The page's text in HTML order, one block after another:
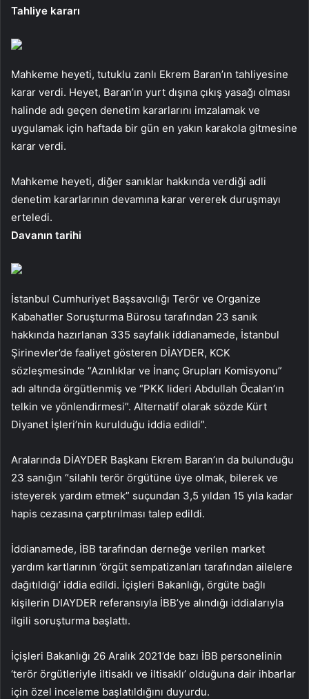
Tahliye kararı
Mahkeme heyeti, tutuklu zanlı Ekrem Baran’ın tahliyesine
karar verdi. Heyet, Baran’ın yurt dışına çıkış yasağı olması
halinde adı geçen denetim kararlarını imzalamak ve
uygulamak için haftada bir gün en yakın karakola gitmesine
karar verdi.
Mahkeme heyeti, diğer sanıklar hakkında verdiği adli
denetim kararlarının devamına karar vererek duruşmayı
erteledi.
Davanın tarihi
İstanbul Cumhuriyet Başsavcılığı Terör ve Organize
Kabahatler Soruşturma Bürosu tarafından 23 sanık
hakkında hazırlanan 335 sayfalık iddianamede, İstanbul
Şirinevler’de faaliyet gösteren DİAYDER, KCK
sözleşmesinde “Azınlıklar ve İnanç Grupları Komisyonu”
adı altında örgütlenmiş ve “PKK lideri Abdullah Öcalan’ın
telkin ve yönlendirmesi”. Alternatif olarak sözde Kürt
Diyanet İşleri’nin kurulduğu iddia edildi”.
Aralarında DİAYDER Başkanı Ekrem Baran’ın da bulunduğu
23 sanığın “silahlı terör örgütüne üye olmak, bilerek ve
isteyerek yardım etmek” suçundan 3,5 yıldan 15 yıla kadar
hapis cezasına çarptırılması talep edildi.
İddianamede, İBB tarafından derneğe verilen market
yardım kartlarının ‘örgüt sempatizanları tarafından ailelere
dağıtıldığı’ iddia edildi. İçişleri Bakanlığı, örgüte bağlı
kişilerin DIAYDER referansıyla İBB’ye alındığı iddialarıyla
ilgili soruşturma başlattı.
İçişleri Bakanlığı 26 Aralık 2021’de bazı İBB personelinin
‘terör örgütleriyle iltisaklı ve iltisaklı’ olduğuna dair ihbarlar
için özel inceleme başlatıldığını duyurdu.